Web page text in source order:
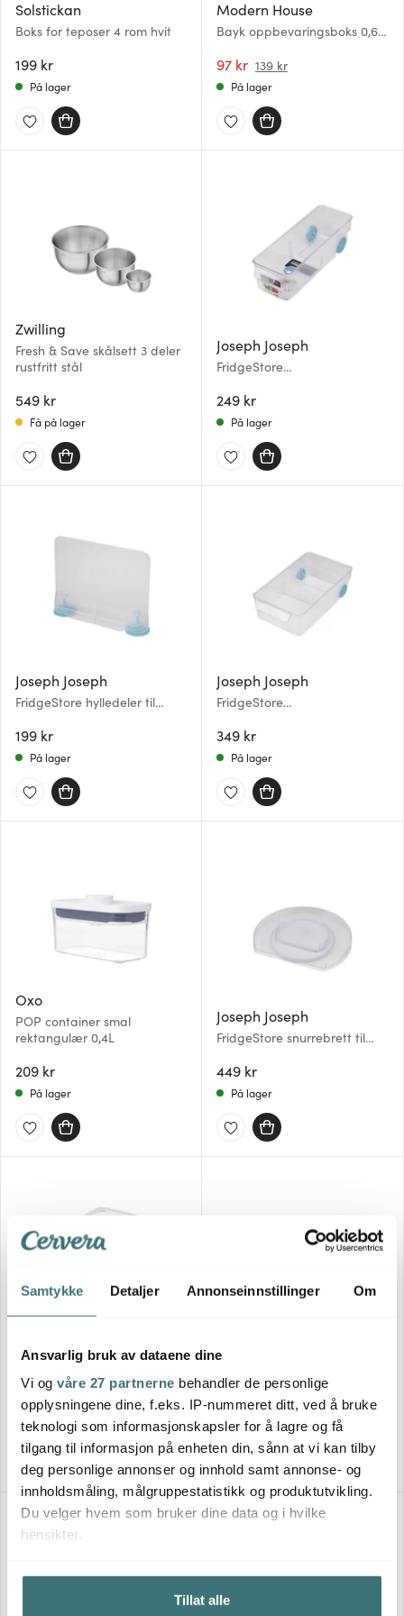
Samtykke Detaljer Annonseinnstillinger Om
Ansvarlig bruk av dataene dine
Vi og våre 27 partnerne behandler de personlige
opplysningene dine, f.eks. IP-nummeret ditt, ved å bruke
teknologi som informasjonskapsler for å lagre og få
tilgang til informasjon på enheten din, sånn at vi kan tilby
deg personlige annonser og innhold samt annonse- og
innholdsmåling, målgruppestatistikk og produktutvikling.
Du velger hvem som bruker dine data og i hvilke
hensikter.
Hvis du gir oss lov, vil vi også gjerne:
Innhente informasjon om den geografiske
Tillat alle
Solstickan
Boks for teposer 4 rom hvit
199 kr
På lager
Modern House
Bayk oppbevaringsboks 0,6L
97 kr 139 kr
På lager
Zwilling
Fresh & Save skålsett 3 deler
rustfritt stål
549 kr
Få på lager
Joseph Joseph
FridgeStore
kjøleskap 30,8x10,4x8,5 cm
249 kr
På lager
Joseph Joseph
FridgeStore hylledeler til
199 kr
På lager
Joseph Joseph
FridgeStore
kjøleskap 30,8x17,4x8,5 cm
349 kr
På lager
Oxo
POP container smal
rektangulær 0,4L
209 kr
På lager
Joseph Joseph
FridgeStore snurrebrett til
449 kr
På lager
Smartstore
Vison matoppbevaring 3,5L
129 kr
På lager
Joseph Joseph
oppbevaringsskuff til
kjøleskap 25,5x31,3 cm
399 kr
På lager